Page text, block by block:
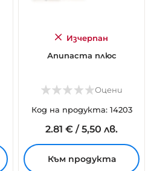
Изчерпан
Апипаста плюс
Оцени
Код на продукта: 14203
2.81 € /5,50 лв.
Към продукта